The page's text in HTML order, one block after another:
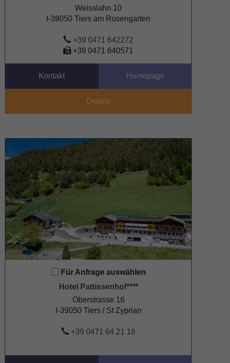
Weisslahn 10
I-39050 Tiers am Rosengarten
+39 0471 642272
+39 0471 640571
Kontakt Homepage
Details
Für Anfrage auswählen
Hotel Pattissenhof****
Oberstrasse 16
I-39050 Tiers / St Zyprian
+39 0471 64 21 18